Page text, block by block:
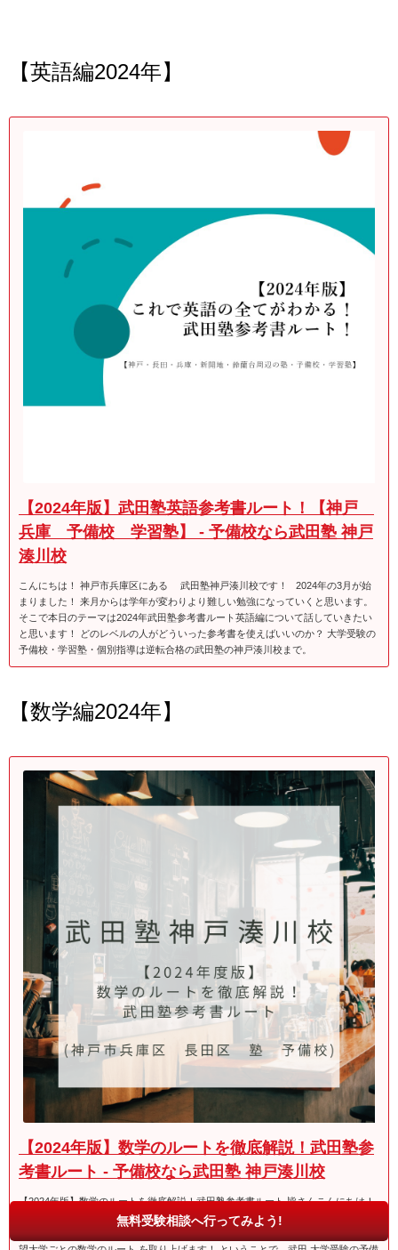
【英語編2024年】
【2024年版】武田塾英語参考書ルート！【神戸
兵庫 予備校 学習塾】 - 予備校なら武田塾 神戸
湊川校
こんにちは！ 神戸市兵庫区にある 武田塾神戸湊川校です！ 2024年の3月が始
まりました！ 来月からは学年が変わりより難しい勉強になっていくと思います。
そこで本日のテーマは2024年武田塾参考書ルート英語編について話していきたい
と思います！ どのレベルの人がどういった参考書を使えばいいのか？ 大学受験の
予備校・学習塾・個別指導は逆転合格の武田塾の神戸湊川校まで。
【数学編2024年】
【2024年版】数学のルートを徹底解説！武田塾参
考書ルート - 予備校なら武田塾 神戸湊川校
【2024年版】数学のルートを徹底解説！武田塾参考書ルート 皆さんこんにちは！
神戸市兵庫区にある 武田塾神戸湊川校です！ GWも真っ只中、受験生の皆さんは
無料受験相談へ行ってみよう!